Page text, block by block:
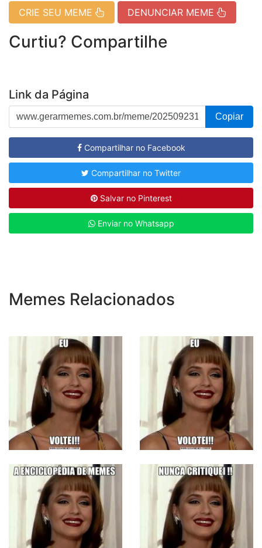
CRIE SEU MEME DENUNCIAR MEME
Curtiu? Compartilhe
Link da Página
Copiar
Compartilhar no Facebook
Compartilhar no Twitter
Salvar no Pinterest
Enviar no Whatsapp
Memes Relacionados